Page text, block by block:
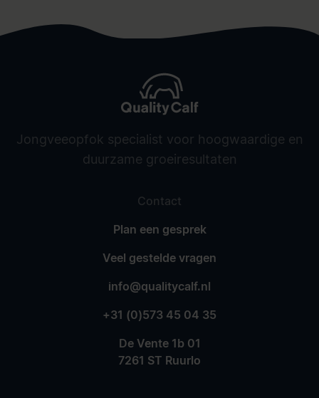
Jongveeopfok specialist voor hoogwaardige en
duurzame groeiresultaten
Contact
Plan een gesprek
Veel gestelde vragen
info@qualitycalf.nl
+31 (0)573 45 04 35
De Vente 1b 01
7261 ST Ruurlo